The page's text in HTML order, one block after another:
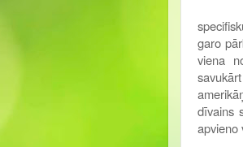
garo
viena
dīvains
apvieno